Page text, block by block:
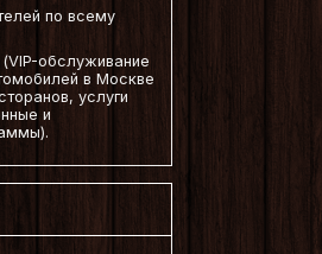
по всему
обслуживание
в Москве
услуги
и